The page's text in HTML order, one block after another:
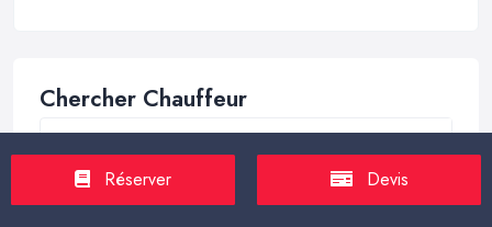
Chercher Chauffeur
Réserver Devis